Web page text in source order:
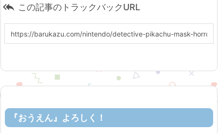
 この記事のトラックバックURL
『おうえん』よろしく！